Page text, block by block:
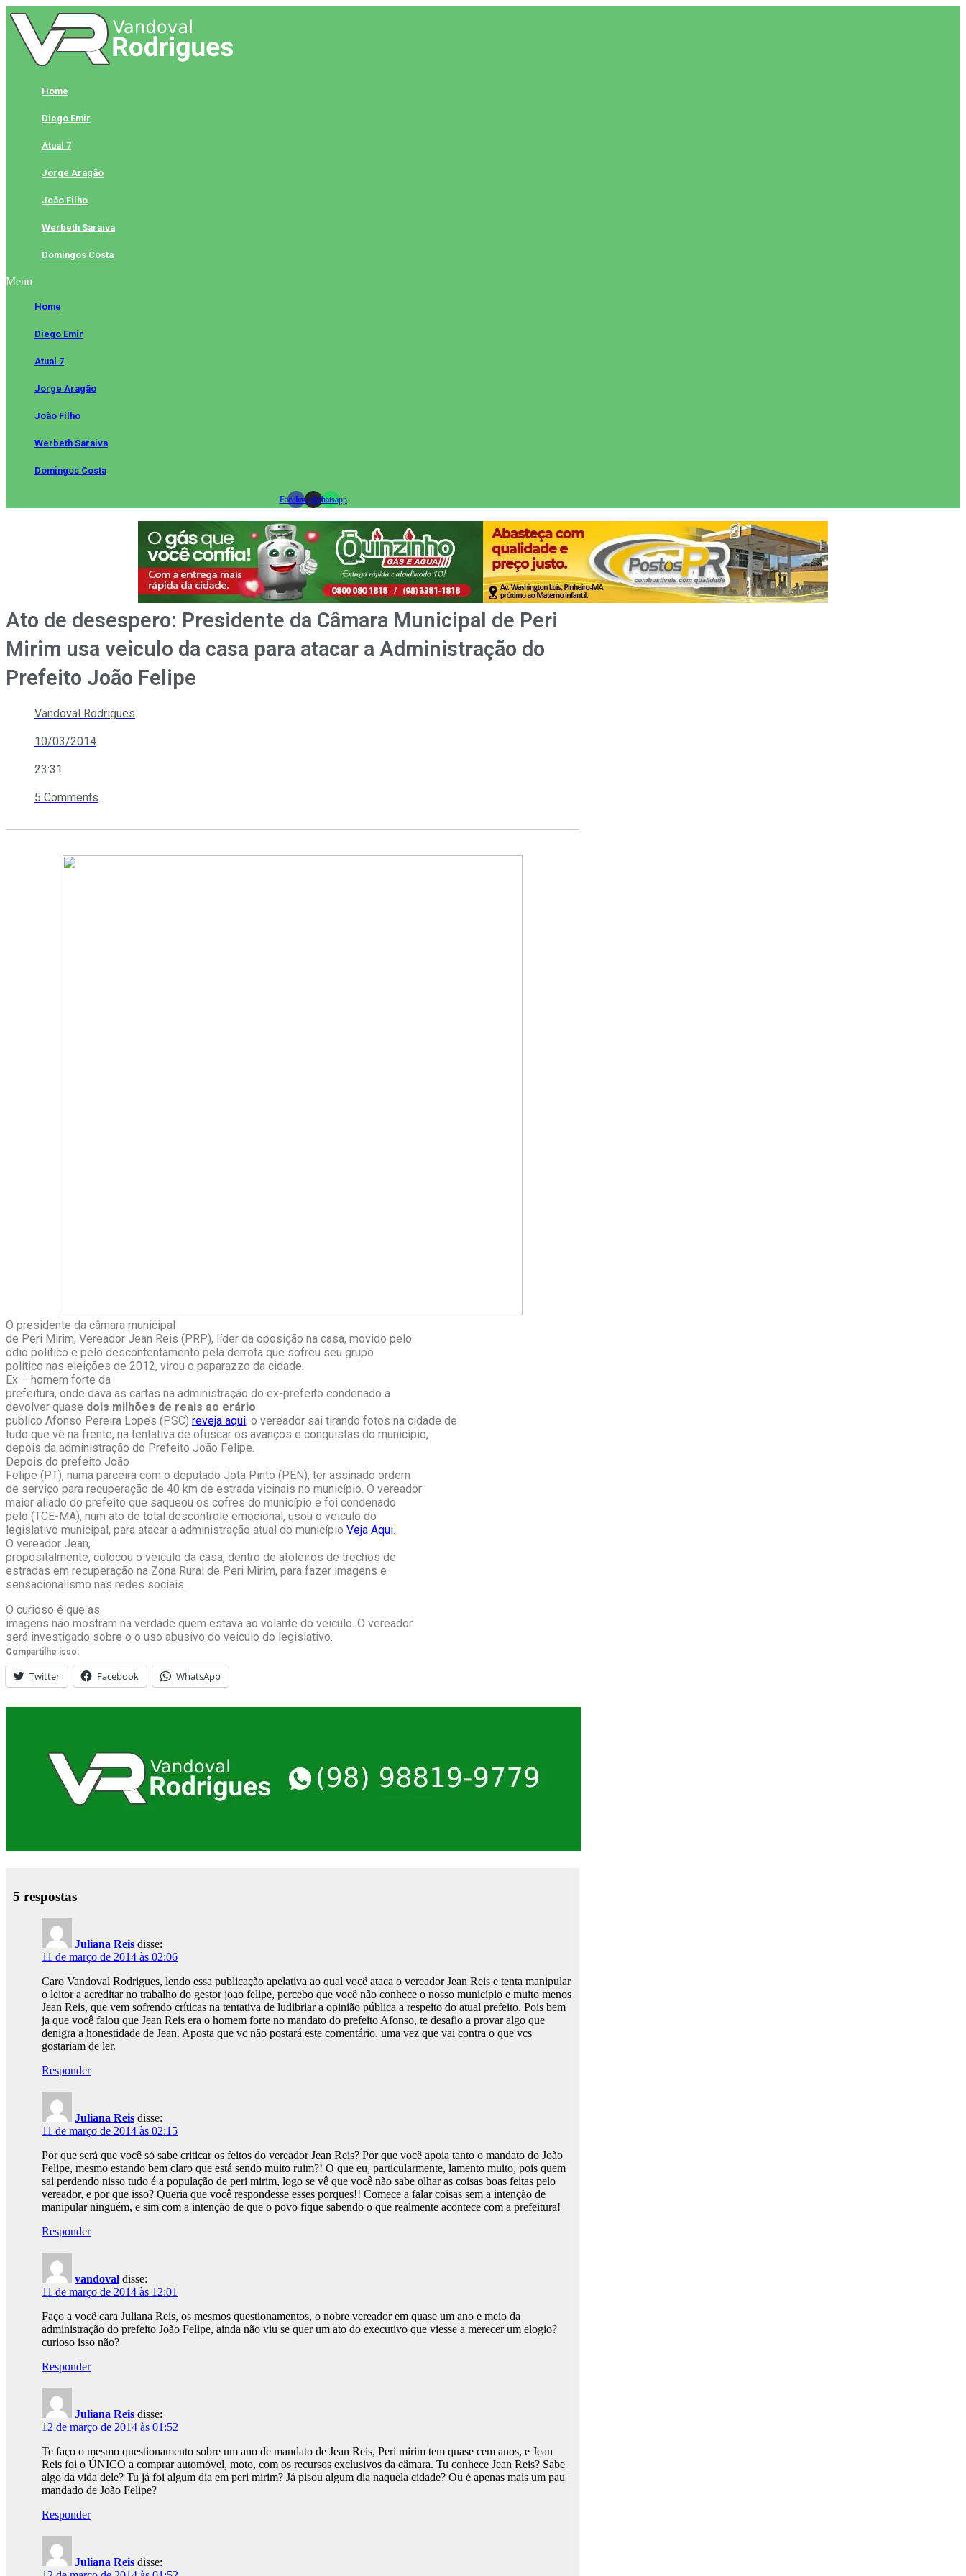
Skip
to
content
Home
Diego Emir
Atual 7
Jorge Aragão
João Filho
Werbeth Saraiva
Domingos Costa
Menu
Home
Diego Emir
Atual 7
Jorge Aragão
João Filho
Werbeth Saraiva
Domingos Costa
FacebookInstagramWhatsapp
Ato de desespero: Presidente da Câmara Municipal de Peri
Mirim usa veiculo da casa para atacar a Administração do
Prefeito João Felipe
Vandoval Rodrigues
10/03/2014
23:31
5 Comments
O presidente da câmara municipal
de Peri Mirim, Vereador Jean Reis (PRP), líder da oposição na casa, movido pelo
ódio politico e pelo descontentamento pela derrota que sofreu seu grupo
politico nas eleições de 2012, virou o paparazzo da cidade.
Ex – homem forte da
prefeitura, onde dava as cartas na administração do ex-prefeito condenado a
devolver quase dois milhões de reais ao erário
publico Afonso Pereira Lopes (PSC) reveja aqui, o vereador sai tirando fotos na cidade de
tudo que vê na frente, na tentativa de ofuscar os avanços e conquistas do município,
depois da administração do Prefeito João Felipe.
Depois do prefeito João
Felipe (PT), numa parceira com o deputado Jota Pinto (PEN), ter assinado ordem
de serviço para recuperação de 40 km de estrada vicinais no município. O vereador
maior aliado do prefeito que saqueou os cofres do município e foi condenado
pelo (TCE-MA), num ato de total descontrole emocional, usou o veiculo do
legislativo municipal, para atacar a administração atual do município Veja Aqui.
O vereador Jean,
propositalmente, colocou o veiculo da casa, dentro de atoleiros de trechos de
estradas em recuperação na Zona Rural de Peri Mirim, para fazer imagens e
sensacionalismo nas redes sociais.
O curioso é que as
imagens não mostram na verdade quem estava ao volante do veiculo. O vereador
será investigado sobre o o uso abusivo do veiculo do legislativo.
Compartilhe isso:
Twitter Facebook WhatsApp
5 respostas
Juliana Reis disse:
11 de março de 2014 às 02:06
Caro Vandoval Rodrigues, lendo essa publicação apelativa ao qual você ataca o vereador Jean Reis e tenta manipular
o leitor a acreditar no trabalho do gestor joao felipe, percebo que você não conhece o nosso município e muito menos
Jean Reis, que vem sofrendo críticas na tentativa de ludibriar a opinião pública a respeito do atual prefeito. Pois bem
ja que você falou que Jean Reis era o homem forte no mandato do prefeito Afonso, te desafio a provar algo que
denigra a honestidade de Jean. Aposta que vc não postará este comentário, uma vez que vai contra o que vcs
gostariam de ler.
Responder
Juliana Reis disse:
11 de março de 2014 às 02:15
Por que será que você só sabe criticar os feitos do vereador Jean Reis? Por que você apoia tanto o mandato do João
Felipe, mesmo estando bem claro que está sendo muito ruim?! O que eu, particularmente, lamento muito, pois quem
sai perdendo nisso tudo é a população de peri mirim, logo se vê que você não sabe olhar as coisas boas feitas pelo
vereador, e por que isso? Queria que você respondesse esses porques!! Comece a falar coisas sem a intenção de
manipular ninguém, e sim com a intenção de que o povo fique sabendo o que realmente acontece com a prefeitura!
Responder
vandoval disse:
11 de março de 2014 às 12:01
Faço a você cara Juliana Reis, os mesmos questionamentos, o nobre vereador em quase um ano e meio da
administração do prefeito João Felipe, ainda não viu se quer um ato do executivo que viesse a merecer um elogio?
curioso isso não?
Responder
Juliana Reis disse:
12 de março de 2014 às 01:52
Te faço o mesmo questionamento sobre um ano de mandato de Jean Reis, Peri mirim tem quase cem anos, e Jean
Reis foi o ÚNICO a comprar automóvel, moto, com os recursos exclusivos da câmara. Tu conhece Jean Reis? Sabe
algo da vida dele? Tu já foi algum dia em peri mirim? Já pisou algum dia naquela cidade? Ou é apenas mais um pau
mandado de João Felipe?
Responder
Juliana Reis disse: